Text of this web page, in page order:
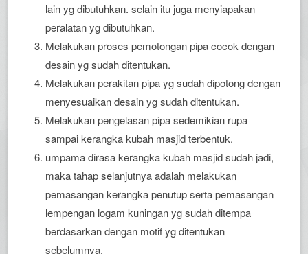
lain yg dibutuhkan. selain itu juga menyiapakan
peralatan yg dibutuhkan.
Melakukan proses pemotongan pipa cocok dengan
desain yg sudah ditentukan.
Melakukan perakitan pipa yg sudah dipotong dengan
menyesuaikan desain yg sudah ditentukan.
Melakukan pengelasan pipa sedemikian rupa
sampai kerangka kubah masjid terbentuk.
umpama dirasa kerangka kubah masjid sudah jadi,
maka tahap selanjutnya adalah melakukan
pemasangan kerangka penutup serta pemasangan
lempengan logam kuningan yg sudah ditempa
berdasarkan dengan motif yg ditentukan
sebelumnya.